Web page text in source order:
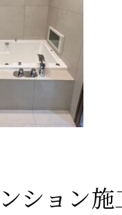
ション施